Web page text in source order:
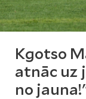
Kgotso
atnāc uz
no